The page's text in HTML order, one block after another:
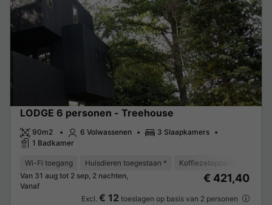
LODGE 6 personen - Treehouse
90m2 6 Volwassenen
3 Slaapkamers
1 Badkamer
Wi-Fi toegang Huisdieren toegestaan * Koffiezetapparaat
Van 31 aug tot 2 sep, 2 nachten,
Vanaf
€ 421,40
Excl. € 12 toeslagen op basis van 2 personen